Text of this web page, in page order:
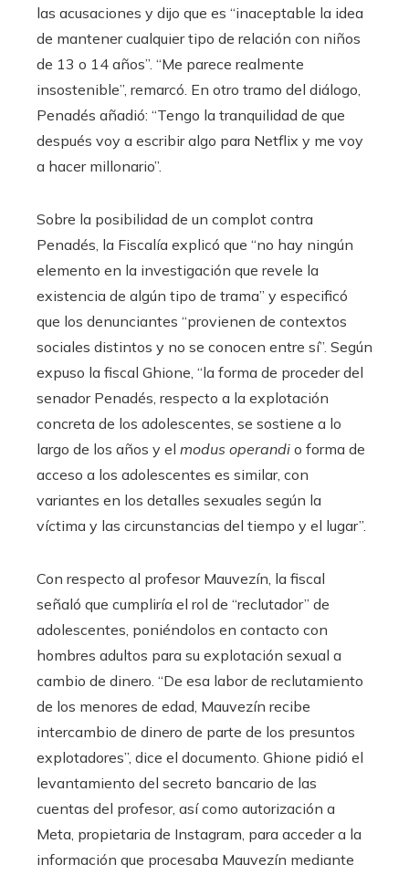
las acusaciones y dijo que es “inaceptable la idea
de mantener cualquier tipo de relación con niños
de 13 o 14 años”. “Me parece realmente
insostenible”, remarcó. En otro tramo del diálogo,
Penadés añadió: “Tengo la tranquilidad de que
después voy a escribir algo para Netflix y me voy
a hacer millonario”.
Sobre la posibilidad de un complot contra
Penadés, la Fiscalía explicó que “no hay ningún
elemento en la investigación que revele la
existencia de algún tipo de trama” y especificó
que los denunciantes “provienen de contextos
sociales distintos y no se conocen entre sí”. Según
expuso la fiscal Ghione, “la forma de proceder del
senador Penadés, respecto a la explotación
concreta de los adolescentes, se sostiene a lo
largo de los años y el modus operandi o forma de
acceso a los adolescentes es similar, con
variantes en los detalles sexuales según la
víctima y las circunstancias del tiempo y el lugar”.
Con respecto al profesor Mauvezín, la fiscal
señaló que cumpliría el rol de “reclutador” de
adolescentes, poniéndolos en contacto con
hombres adultos para su explotación sexual a
cambio de dinero. “De esa labor de reclutamiento
de los menores de edad, Mauvezín recibe
intercambio de dinero de parte de los presuntos
explotadores”, dice el documento. Ghione pidió el
levantamiento del secreto bancario de las
cuentas del profesor, así como autorización a
Meta, propietaria de Instagram, para acceder a la
información que procesaba Mauvezín mediante